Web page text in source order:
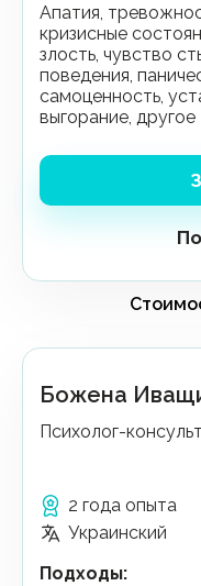
апатия, тревожность, взаимоотношения,
кризисные
злость, чувство
поведения,
самоценность,
выгорание, другое
Божена
Психолог-
2 года опыта
Украинский
Подходы: